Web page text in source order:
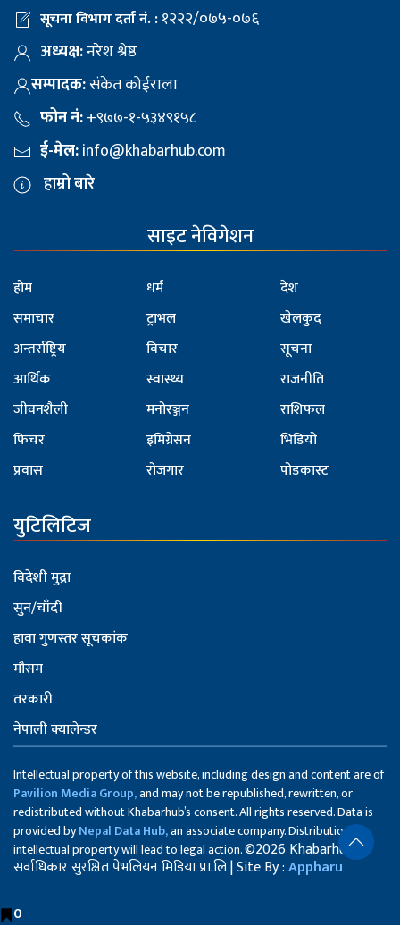
सूचना विभाग दर्ता नं. :१२२२/०७५-०७६
अध्यक्ष:नरेश श्रेष्ठ
सम्पादक:संकेत कोईराला
फोन नं:+९७७-१-५३४९१५८
ई-मेल:info@khabarhub.com
हाम्रो बारे
साइट नेविगेशन
होम
समाचार
अन्तर्राष्ट्रिय
आर्थिक
जीवनशैली
फिचर
प्रवास
धर्म
ट्राभल
विचार
स्वास्थ्य
मनोरञ्जन
इमिग्रेसन
रोजगार
देश
खेलकुद
सूचना
राजनीति
राशिफल
भिडियो
पोडकास्ट
युटिलिटिज
विदेशी मुद्रा
सुन/चाँदी
हावा गुणस्तर सूचकांक
मौसम
तरकारी
नेपाली क्यालेन्डर
Intellectual property of this website, including design and content are of
Pavilion Media Group,and may not be republished, rewritten, or
redistributed without Khabarhub’s consent. All rights reserved. Data is
provided byNepal Data Hub,an associate company. Distribution of
intellectual property will lead to legal action.©2026 Khabarhub
सर्वाधिकार सुरक्षित पेभलियन मिडिया प्रा.लि | Site By :Appharu
0